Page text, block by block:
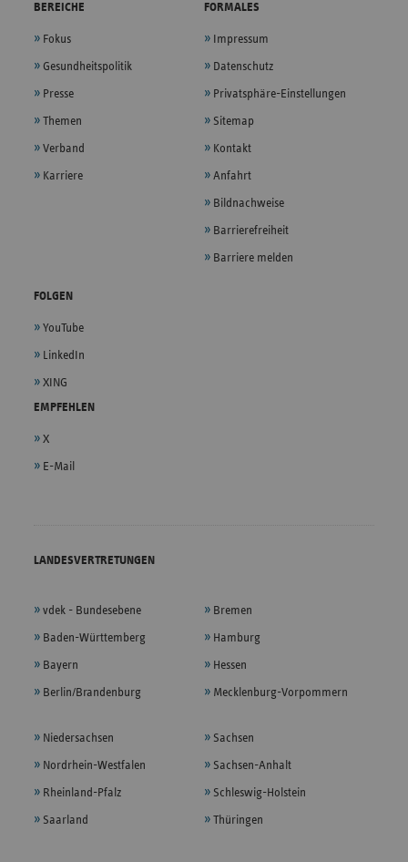
BEREICHE
Fokus
Gesundheitspolitik
Presse
Themen
Verband
Karriere
FORMALES
Impressum
Datenschutz
Privatsphäre-Einstellungen
Sitemap
Kontakt
Anfahrt
Bildnachweise
Barrierefreiheit
Barriere melden
FOLGEN
YouTube
LinkedIn
XING
EMPFEHLEN
X
E-Mail
LANDESVERTRETUNGEN
vdek - Bundesebene
Baden-Württemberg
Bayern
Berlin/Brandenburg
Bremen
Hamburg
Hessen
Mecklenburg-Vorpommern
Niedersachsen
Nordrhein-Westfalen
Rheinland-Pfalz
Saarland
Sachsen
Sachsen-Anhalt
Schleswig-Holstein
Thüringen